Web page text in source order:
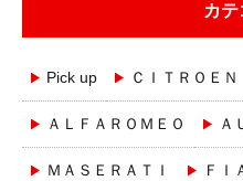
カ
Pick up ＣＩＴＲＯＥＮ
ＡＬＦＡＲＯＭＥＯ Ａ
ＭＡＳＥＲＡＴＩ ＦＩ